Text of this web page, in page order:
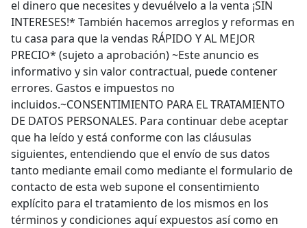
el dinero que necesites y devuélvelo a la venta ¡SIN
INTERESES!* También hacemos arreglos y reformas en
tu casa para que la vendas RÁPIDO Y AL MEJOR
PRECIO* (sujeto a aprobación) ~Este anuncio es
informativo y sin valor contractual, puede contener
errores. Gastos e impuestos no
incluidos.~CONSENTIMIENTO PARA EL TRATAMIENTO
DE DATOS PERSONALES. Para continuar debe aceptar
que ha leído y está conforme con las cláusulas
siguientes, entendiendo que el envío de sus datos
tanto mediante email como mediante el formulario de
contacto de esta web supone el consentimiento
explícito para el tratamiento de los mismos en los
términos y condiciones aquí expuestos así como en